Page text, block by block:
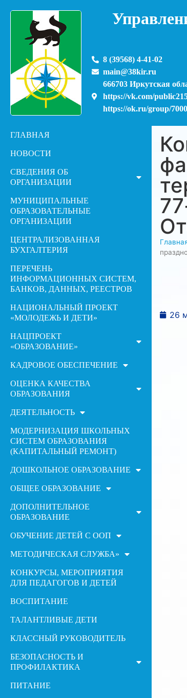
8 (39568) 4-41-02
main@38kir.ru
666703 Иркутская
https://vk.com/
https://ok.ru/group/
ГЛАВНАЯ
НОВОСТИ
СВЕДЕНИЯ ОБ
ОРГАНИЗАЦИИ
МУНИЦИПАЛЬНЫЕ
ОБРАЗОВАТЕЛЬНЫЕ
ОРГАНИЗАЦИИ
ЦЕНТРАЛИЗОВАННАЯ
БУХГАЛТЕРИЯ
ПЕРЕЧЕНЬ
ИНФОРМАЦИОННЫХ СИСТЕМ,
БАНКОВ, ДАННЫХ, РЕЕСТРОВ
НАЦИОНАЛЬНЫЙ ПРОЕКТ
«МОЛОДЕЖЬ И ДЕТИ»
НАЦПРОЕКТ
«ОБРАЗОВАНИЕ»
КАДРОВОЕ ОБЕСПЕЧЕНИЕ
ОЦЕНКА КАЧЕСТВА
ОБРАЗОВАНИЯ
ДЕЯТЕЛЬНОСТЬ
МОДЕРНИЗАЦИЯ ШКОЛЬНЫХ
СИСТЕМ ОБРАЗОВАНИЯ
(КАПИТАЛЬНЫЙ РЕМОНТ)
ДОШКОЛЬНОЕ ОБРАЗОВАНИЕ
ОБЩЕЕ ОБРАЗОВАНИЕ
ДОПОЛНИТЕЛЬНОЕ
ОБРАЗОВАНИЕ
ОБУЧЕНИЕ ДЕТЕЙ С ООП
МЕТОДИЧЕСКАЯ СЛУЖБА»
КОНКУРСЫ, МЕРОПРИЯТИЯ
ДЛЯ ПЕДАГОГОВ И ДЕТЕЙ
ВОСПИТАНИЕ
ТАЛАНТЛИВЫЕ ДЕТИ
КЛАССНЫЙ РУКОВОДИТЕЛЬ
БЕЗОПАСНОСТЬ И
ПРОФИЛАКТИКА
ПИТАНИЕ
26